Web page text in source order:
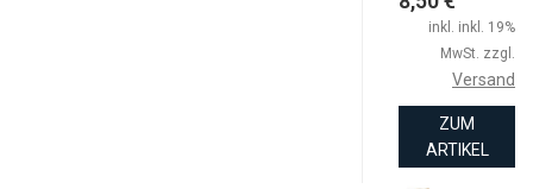
inkl. inkl. 19%
MwSt. zzgl.
Versand
ZUM
ARTIKEL